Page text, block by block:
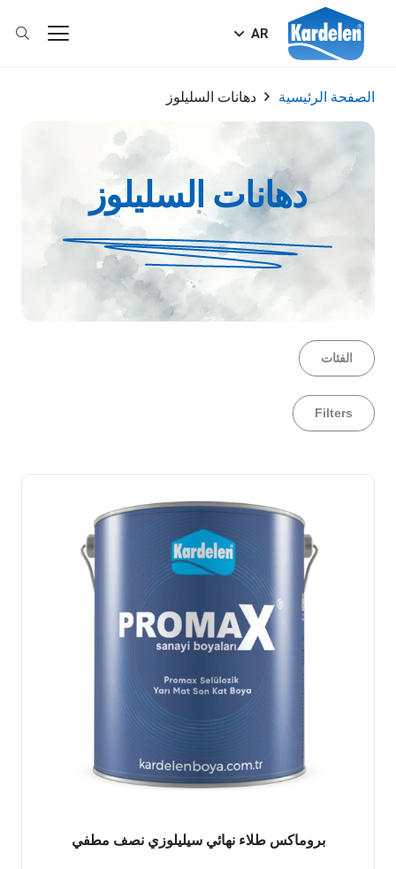
AR
الصفحة الرئيسية دهانات السليلوز
دهانات السليلوز
الفئات
Filters
بروماكس طلاء نهائي سيليلوزي نصف مطفي